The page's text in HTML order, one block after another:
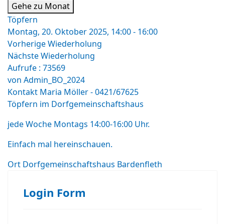
Gehe zu Monat
Töpfern
Montag, 20. Oktober 2025, 14:00 - 16:00
Vorherige Wiederholung
Nächste Wiederholung
Aufrufe : 73569
von Admin_BO_2024
Kontakt Maria Möller - 0421/67625
Töpfern im Dorfgemeinschaftshaus
jede Woche Montags 14:00-16:00 Uhr.
Einfach mal hereinschauen.
Ort Dorfgemeinschaftshaus Bardenfleth
Login Form